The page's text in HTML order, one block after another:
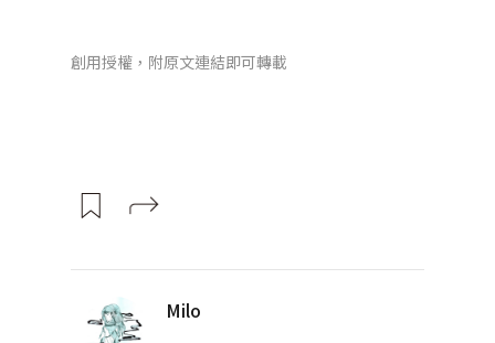
創用授權，附原文連結即可轉載
Milo